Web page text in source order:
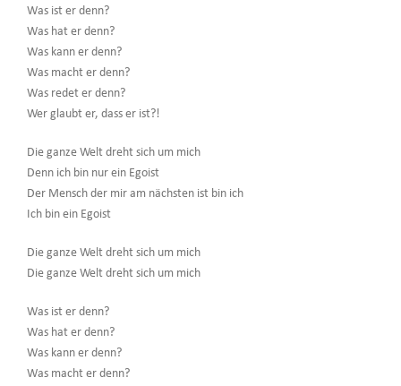
Was ist er denn?
Was hat er denn?
Was kann er denn?
Was macht er denn?
Was redet er denn?
Wer glaubt er, dass er ist?!
Die ganze Welt dreht sich um mich
Denn ich bin nur ein Egoist
Der Mensch der mir am nächsten ist bin ich
Ich bin ein Egoist
Die ganze Welt dreht sich um mich
Die ganze Welt dreht sich um mich
Was ist er denn?
Was hat er denn?
Was kann er denn?
Was macht er denn?